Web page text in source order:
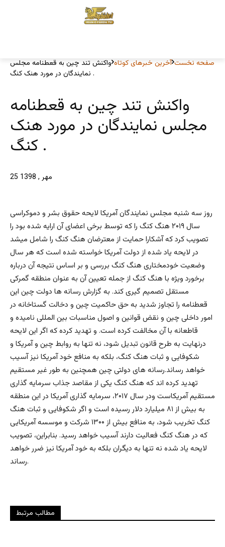
صفحه نخست آخرین خبرهای کوتاه واکنش تند چین به قعطنامه مجلس
نمایندگان در مورد هنک کنگ .
واکنش تند چین به قعطنامه
مجلس نمایندگان در مورد هنک
کنگ .
25 مهر , 1398
روز سه شنبه مجلس نمایندگان آمریکا لایحه حقوق بشر و دموکراسی
سال ۲۰۱۹ هنگ کنگ را که توسط برخی اعضای آن ارایه شده بود را
تصویب کرد که آشکارا حمایت از معترضان هنگ کنگ را شامل میشد
در لایحه یاد شده از دولت آمریکا خواسته شده است که هر سال
وضعیت خودمختاری هنگ کنگ بررسی و بر اساس نتیجه آن درباره
برخورد ویژه با هنگ کنگ از جمله تعیین آن به عنوان منطقه گمرکی
مستقل تصمیم گیری کند. به گزارش رسانه ها دولت چین این
قعطنامه را تجاوز شدید به حق حاکمیت چین و دخالت گستاخانه در
امور داخلی چین و نقض قوانین و اصول مناسبات بین المللی نامیده و
قاطعانه با آن مخالفت کرده است. و تهدید کرده که اگر این لایحه
درنهایت به طرح قانون تبدیل شود، نه تنها به روابط چین و آمریکا و
شکوفایی و ثبات هنگ کنگ، بلکه به منافع خود آمریکا نیز آسیب
خواهد رساند.رسانه های دولتی چین همچنین به طور غیر مستقیم
تهدید کرده اند که هنگ کنگ یکی از مقاصد جذاب سرمایه گذاری
مستقیم آمریکاست ودر سال ۲۰۱۷، سرمایه گذاری آمریکا در این منطقه
به بیش از ۸۱ میلیارد دلار رسیده است و اگر شکوفایی و ثبات هنگ
کنگ تخریب شود، به منافع بیش از ۱۳۰۰ شرکت و موسسه آمریکایی
که در هنگ کنگ فعالیت دارند آسیب خواهد رسید. بنابراین، تصویب
لایحه یاد شده نه تنها به دیگران بلکه به خود آمریکا نیز ضرر خواهد
رساند.
مطالب مرتبط